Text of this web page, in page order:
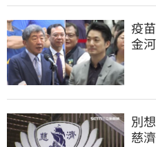
疫
金
別
慈